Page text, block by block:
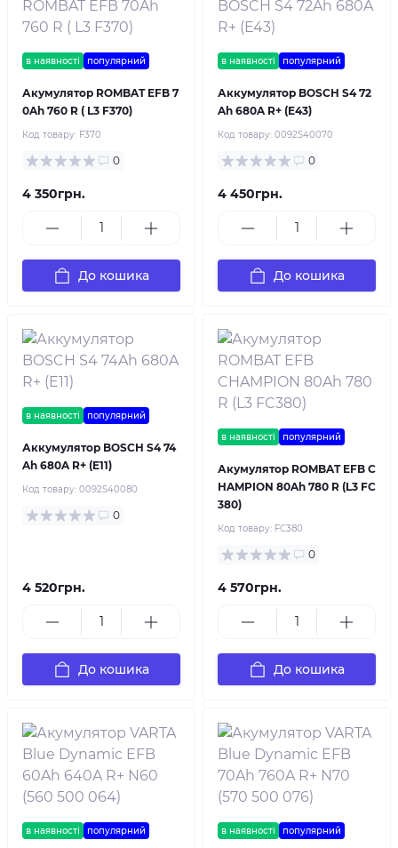
в наявності популярний
Акумулятор ROMBAT EFB 7
0Ah 760 R ( L3 F370)
Код товару: F370
0
4 350грн.
До кошика
в наявності популярний
Аккумулятор BOSCH S4 72
Ah 680A R+ (E43)
Код товару: 0092S40070
0
4 450грн.
До кошика
в наявності популярний
Аккумулятор BOSCH S4 74
Ah 680A R+ (E11)
Код товару: 0092S40080
0
4 520грн.
До кошика
в наявності популярний
Акумулятор ROMBAT EFB C
HAMPION 80Ah 780 R (L3 FC
380)
Код товару: FC380
0
4 570грн.
До кошика
в наявності популярний в наявності популярний